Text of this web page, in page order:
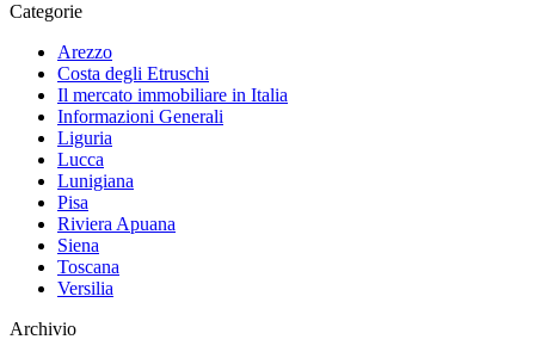
Categorie
Arezzo
Costa degli Etruschi
Il mercato immobiliare in Italia
Informazioni Generali
Liguria
Lucca
Lunigiana
Pisa
Riviera Apuana
Siena
Toscana
Versilia
Archivio